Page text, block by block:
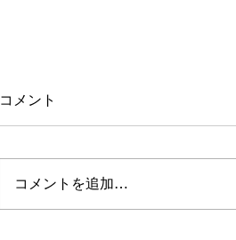
【お知らせ】
コメント
コメントを追加…